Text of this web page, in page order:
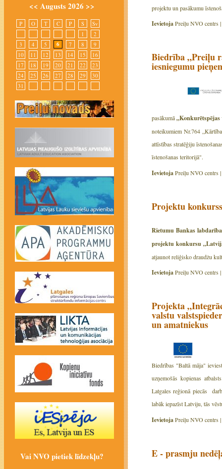
projektu un pasākumu
IevietojaPreiļu NVO centrs |
Biedrība „Preiļu
iesniegumu
pasākumā
noteikumiem Nr.764
attīstības stratēģiju
īstenošanas teritorijā".
IevietojaPreiļu NVO centrs |
Projektu
Rietumu Bankas
projektu konkursu
atjaunot reliģisko draudžu
IevietojaPreiļu NVO centrs |
Projekta
valstu
un amatniekus
Biedrības "Baltā māja"
uzņemošās kopienas
Latgales reģionā piecās
labāk iepazīst Latviju, tās
IevietojaPreiļu NVO centrs |
E - prasmju
<< Augusts 2026 >>
P O T C P S
Sv
1
2
3
4 5 6 7 8
9
10
11 12 13 14 15
16
17
18 19 20 21 22
23
24
25 26 27 28 29
30
31
Vai NVO pietiek līdzekļu?